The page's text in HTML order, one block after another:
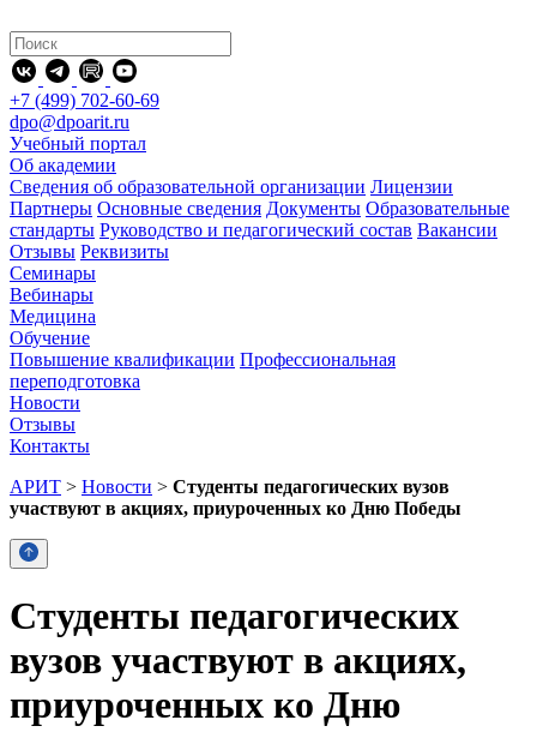
+7 (499) 702-60-69
dpo@dpoarit.ru
Учебный портал
Об академии
Сведения об образовательной организации Лицензии
Партнеры Основные сведения Документы Образовательные
стандарты Руководство и педагогический состав Вакансии
Отзывы Реквизиты
Семинары
Вебинары
Медицина
Обучение
Повышение квалификации Профессиональная
переподготовка
Новости
Отзывы
Контакты
АРИТ > Новости > Студенты педагогических вузов
участвуют в акциях, приуроченных ко Дню Победы
Студенты педагогических
вузов участвуют в акциях,
приуроченных ко Дню